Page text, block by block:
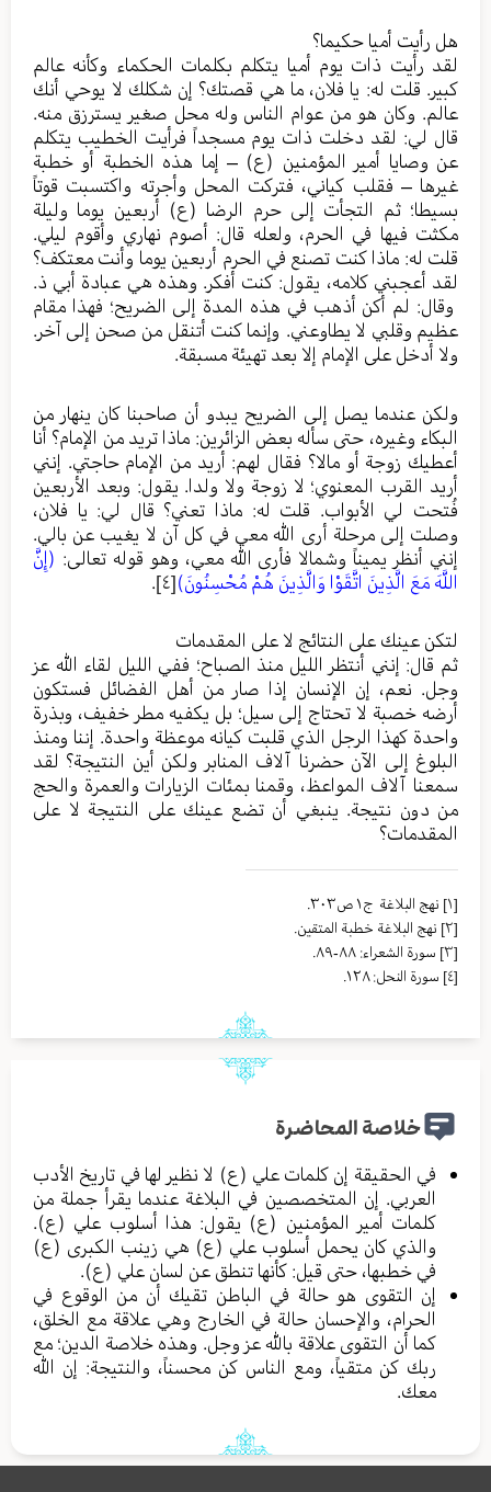
هل رأيت أميا حكيما؟
لقد رأيت ذات يوم أميا يتكلم بكلمات الحكماء وكأنه عالم
كبير. قلت له: يا فلان، ما هي قصتك؟ إن شكلك لا يوحي أنك
عالم. وكان هو من عوام الناس وله محل صغير يسترزق منه.
قال لي: لقد دخلت ذات يوم مسجداً فرأيت الخطيب يتكلم
عن وصايا أمير المؤمنين (ع) – إما هذه الخطبة أو خطبة
غيرها – فقلب كياني، فتركت المحل وأجرته واكتسبت قوتاً
بسيطا؛ ثم التجأت إلى حرم الرضا (ع) أربعين يوما وليلة
مكثت فيها في الحرم، ولعله قال: أصوم نهاري وأقوم ليلي.
قلت له: ماذا كنت تصنع في الحرم أربعين يوما وأنت معتكف؟
لقد أعجبني كلامه، يقول: كنت أفكر. وهذه هي عبادة أبي ذ.
وقال: لم أكن أذهب في هذه المدة إلى الضريح؛ فهذا مقام
عظيم وقلبي لا يطاوعني. وإنما كنت أتنقل من صحن إلى آخر.
ولا أدخل على الإمام إلا بعد تهيئة مسبقة.
ولكن عندما يصل إلى الضريح يبدو أن صاحبنا كان ينهار من
البكاء وغيره، حتى سأله بعض الزائرين: ماذا تريد من الإمام؟ أنا
أعطيك زوجة أو مالا؟ فقال لهم: أريد من الإمام حاجتي. إنني
أريد القرب المعنوي؛ لا زوجة ولا ولدا. يقول: وبعد الأربعين
فُتحت لي الأبواب. قلت له: ماذا تعني؟ قال لي: يا فلان،
وصلت إلى مرحلة أرى الله معي في كل آن لا يغيب عن بالي.
إنني أنظر يميناً وشمالا فأرى الله معي، وهو قوله تعالى: (إِنَّ
اللَّهَ مَعَ الَّذِينَ اتَّقَوْا وَالَّذِينَ هُمْ مُحْسِنُونَ)[٤] .
لتكن عينك على النتائج لا على المقدمات
ثم قال: إنني أنتظر الليل منذ الصباح؛ ففي الليل لقاء الله عز
وجل. نعم، إن الإنسان إذا صار من أهل الفضائل فستكون
أرضه خصبة لا تحتاج إلى سيل؛ بل يكفيه مطر خفيف، وبذرة
واحدة كهذا الرجل الذي قلبت كيانه موعظة واحدة. إننا ومنذ
البلوغ إلى الآن حضرنا آلاف المنابر ولكن أين النتيجة؟ لقد
سمعنا آلاف المواعظ، وقمنا بمئات الزيارات والعمرة والحج
من دون نتيجة. ينبغي أن تضع عينك على النتيجة لا على
المقدمات؟
[١]
نهج البلاغة ج١ ص٣٠٣.
[٢]
نهج البلاغة خطبة المتقين.
[٣]
سورة الشعراء: ٨٨-٨٩.
[٤]
سورة النحل: ١٢٨.
خلاصة المحاضرة
في الحقيقة إن كلمات علي (ع) لا نظير لها في تاريخ الأدب
العربي. إن المتخصصين في البلاغة عندما يقرأ جملة من
كلمات أمير المؤمنين (ع) يقول: هذا أسلوب علي (ع).
والذي كان يحمل أسلوب علي (ع) هي زينب الكبرى (ع)
في خطبها، حتى قيل: كأنها تنطق عن لسان علي (ع).
إن التقوى هو حالة في الباطن تقيك أن من الوقوع في
الحرام، والإحسان حالة في الخارج وهي علاقة مع الخلق،
كما أن التقوى علاقة بالله عز وجل. وهذه خلاصة الدين؛ مع
ربك كن متقياً، ومع الناس كن محسناً، والنتيجة: إن الله
معك.